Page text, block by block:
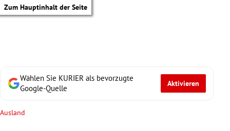
Zum Hauptinhalt der Seite
Wählen Sie KURIER als bevorzugte
Google-Quelle
Aktivieren
Ausland